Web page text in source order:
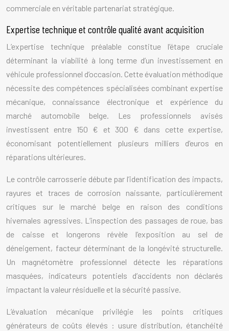
commerciale en véritable partenariat stratégique.
Expertise technique et contrôle qualité avant acquisition
L’expertise technique préalable constitue l’étape cruciale
déterminant la viabilité à long terme d’un investissement en
véhicule professionnel d’occasion. Cette évaluation méthodique
nécessite des compétences spécialisées combinant expertise
mécanique, connaissance électronique et expérience du
marché automobile belge. Les professionnels avisés
investissent entre 150 € et 300 € dans cette expertise,
économisant potentiellement plusieurs milliers d’euros en
réparations ultérieures.
Le contrôle carrosserie débute par l’identification des impacts,
rayures et traces de corrosion naissante, particulièrement
critiques sur le marché belge en raison des conditions
hivernales agressives. L’inspection des passages de roue, bas
de caisse et longerons révèle l’exposition au sel de
déneigement, facteur déterminant de la longévité structurelle.
Un magnétomètre professionnel détecte les réparations
masquées, indicateurs potentiels d’accidents non déclarés
impactant la valeur résiduelle et la sécurité passive.
L’évaluation mécanique privilégie les points critiques
générateurs de coûts élevés : usure distribution, étanchéité